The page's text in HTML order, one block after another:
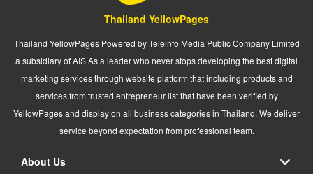
Thailand YellowPages
Thailand YellowPages Powered by Teleinfo Media Public Company Limited
a subsidiary of AIS As a leader who never stops developing the best digital
marketing services through website platform that including products and
services from trusted entrepreneur list that have been verified by
YellowPages and display on all business categories in Thailand. We deliver
service beyond expectation from professional team.
About Us